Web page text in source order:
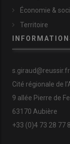
Économie &
Territoire
s.giraud@reussir.fr
Cité régionale de
9 allée Pierre de
63170 Aubière
+33 (0)4 73 28 77